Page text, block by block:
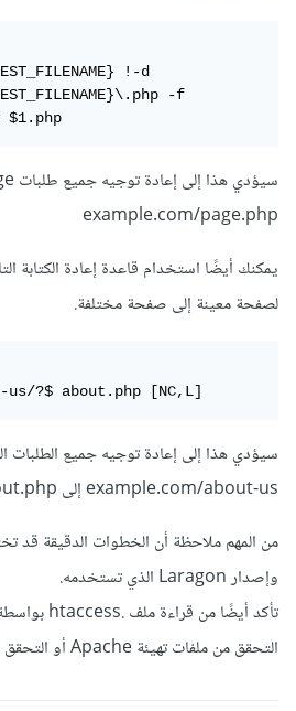
!-d
-f
example.com/page.php
يمكنك أيضًا استخدام قاعدة إعادة الكتابة
لصفحة معينة إلى صفحة مختلفة.
us/?$ about.php [NC,L]
سيؤدي هذا إلى إعادة توجيه جميع الطلبات
example.com/about-us إلى example.com/about.php
من المهم ملاحظة أن الخطوات الدقيقة قد
وإصدار Laragon الذي تستخدمه.
التحقق من ملفات تهيئة Apache أو التحقق من إعدادات Laragon.